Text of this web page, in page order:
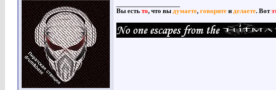
Вы есть то, что вы думаете, говорите и делаете. Вот